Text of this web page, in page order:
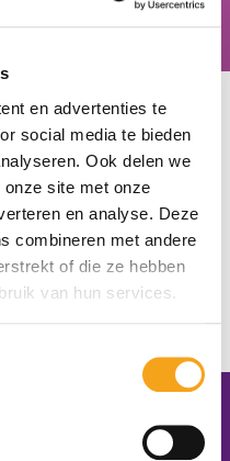
en advertenties te
social media te bieden
Ook delen we
site met onze
en analyse. Deze
combineren met andere
of die ze hebben
van hun services.
& welzijn, Schoonhovens
/Stad & Esch &